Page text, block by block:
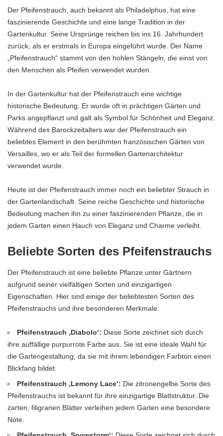
Der Pfeifenstrauch, auch bekannt als Philadelphus, hat eine
faszinierende Geschichte und eine lange Tradition in der
Gartenkultur. Seine Ursprünge reichen bis ins 16. Jahrhundert
zurück, als er erstmals in Europa eingeführt wurde. Der Name
„Pfeifenstrauch“ stammt von den hohlen Stängeln, die einst von
den Menschen als Pfeifen verwendet wurden.
In der Gartenkultur hat der Pfeifenstrauch eine wichtige
historische Bedeutung. Er wurde oft in prächtigen Gärten und
Parks angepflanzt und galt als Symbol für Schönheit und Eleganz.
Während des Barockzeitalters war der Pfeifenstrauch ein
beliebtes Element in den berühmten französischen Gärten von
Versailles, wo er als Teil der formellen Gartenarchitektur
verwendet wurde.
Heute ist der Pfeifenstrauch immer noch ein beliebter Strauch in
der Gartenlandschaft. Seine reiche Geschichte und historische
Bedeutung machen ihn zu einer faszinierenden Pflanze, die in
jedem Garten einen Hauch von Eleganz und Charme verleiht.
Beliebte Sorten des Pfeifenstrauchs
Der Pfeifenstrauch ist eine beliebte Pflanze unter Gärtnern
aufgrund seiner vielfältigen Sorten und einzigartigen
Eigenschaften. Hier sind einige der beliebtesten Sorten des
Pfeifenstrauchs und ihre besonderen Merkmale:
Pfeifenstrauch ‚Diabolo‘: Diese Sorte zeichnet sich durch
ihre auffällige purpurrote Farbe aus. Sie ist eine ideale Wahl für
die Gartengestaltung, da sie mit ihrem lebendigen Farbton einen
Blickfang bildet.
Pfeifenstrauch ‚Lemony Lace‘: Die zitronengelbe Sorte des
Pfeifenstrauchs ist bekannt für ihre einzigartige Blattstruktur. Die
zarten, filigranen Blätter verleihen jedem Garten eine besondere
Note.